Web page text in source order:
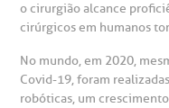
in antecipado
de exames
A BP conta com você para
atendimento e dos serviços
suas dúvidas, registrar suas
relacionados ao nosso
Horário de atendimento: 2ª a
do médico
de conduta
de atendimento
de Excelência
o cirurgião alcance
cirúrgicos em humanos
No mundo, em 2020,
Covid-19, foram
robóticas, um